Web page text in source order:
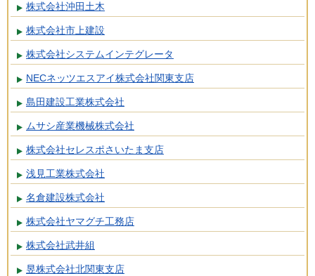
株式会社沖田土木
株式会社市上建設
株式会社システムインテグレータ
NECネッツエスアイ株式会社関東支店
島田建設工業株式会社
ムサシ産業機械株式会社
株式会社セレスポさいたま支店
浅見工業株式会社
名倉建設株式会社
株式会社ヤマグチ工務店
株式会社武井組
昱株式会社北関東支店